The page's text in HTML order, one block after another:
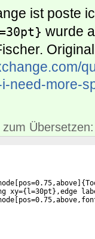
ist poste
wurde
need-more-
Übersetzen:
pos=0.75,above {
xy={ l=30pt } ,edge